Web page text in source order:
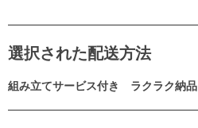
選択された配送方法
組み立てサービス付き ラクラク納品